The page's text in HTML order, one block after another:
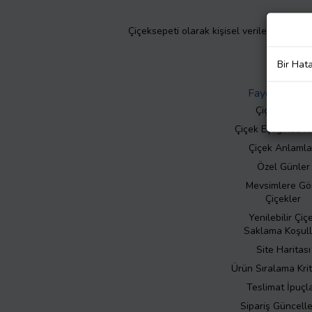
Çiçeksepeti olarak kişisel verilerinizin
Faydalı Bilgiler
Çiçek Bakımı
Çiçek Eşliğinde
Çiçek
Özel Günler
Mevsimlere
Çiçekler
Yenilebilir
Saklama
Site Haritası
Ürün Sıralama
Teslimat
Sipariş
Bir